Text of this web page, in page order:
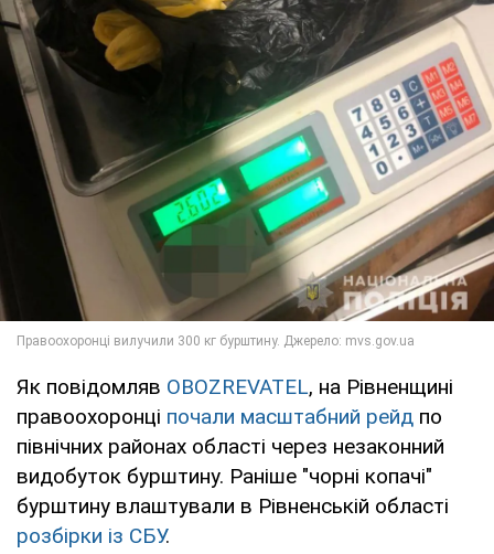
Як повідомляв OBOZREVATEL, на Рівненщині
правоохоронці почали масштабний рейд по
північних районах області через незаконний
видобуток бурштину. Раніше "чорні копачі"
бурштину влаштували в Рівненській області
розбірки із СБУ.